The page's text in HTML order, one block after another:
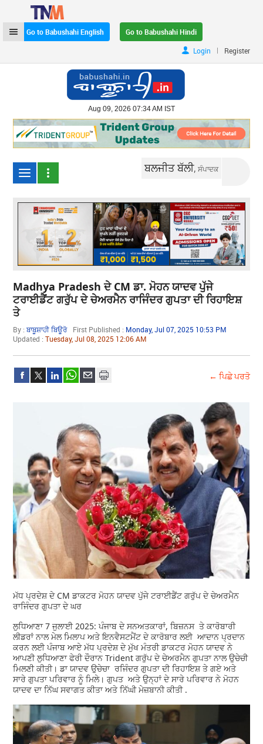
Go to Babushahi English
Go to Babushahi Hindi
Login
| Register
Aug 09, 2026 07:34 AM IST
ਬਲਜੀਤ ਬੱਲੀ,ਸੰਪਾਦਕ
Madhya Pradesh ਦੇ CM ਡਾ. ਮੋਹਨ ਯਾਦਵ ਪੁੱਜੇ
ਟਰਾਈਡੈਂਟ ਗਰੁੱਪ ਦੇ ਚੇਅਰਮੈਨ ਰਾਜਿੰਦਰ ਗੁਪਤਾ ਦੀ ਰਿਹਾਇਸ਼
ਤੇ
By :ਬਾਬੂਸ਼ਾਹੀ ਬਿਊਰੋ First Published : Monday, Jul 07, 2025 10:53 PM
Updated :Tuesday, Jul 08, 2025 12:06 AM
← ਪਿਛੇ ਪਰਤੋ
ਮੱਧ ਪ੍ਰਦੇਸ਼ ਦੇ CM ਡਾਕਟਰ ਮੋਹਨ ਯਾਦਵ ਪੁੱਜੇ ਟਰਾਈਡੈਂਟ ਗਰੁੱਪ ਦੇ ਚੇਅਰਮੈਨ
ਰਾਜਿੰਦਰ ਗੁਪਤਾ ਦੇ ਘਰ
ਲੁਧਿਆਣਾ 7 ਜੁਲਾਈ 2025: ਪੰਜਾਬ ਦੇ ਸਨਅਤਕਾਰਾਂ, ਬਿਜ਼ਨਸ ਤੇ ਕਾਰੋਬਾਰੀ
ਲੀਡਰਾਂ ਨਾਲ ਮੇਲ ਮਿਲਾਪ ਅਤੇ ਇਨਵੈਸਟਮੈਂਟ ਦੇ ਕਾਰੋਬਾਰ ਲਈ ਆਦਾਨ ਪ੍ਰਦਾਨ
ਕਰਨ ਲਈ ਪੰਜਾਬ ਆਏ ਮੱਧ ਪ੍ਰਦੇਸ਼ ਦੇ ਮੁੱਖ ਮੰਤਰੀ ਡਾਕਟਰ ਮੋਹਨ ਯਾਦਵ ਨੇ
ਆਪਣੀ ਲੁਧਿਆਣਾ ਫੇਰੀ ਦੌਰਾਨ Trident ਗਰੁੱਪ ਦੇ ਚੇਅਰਮੈਨ ਗੁਪਤਾ ਨਾਲ ਉਚੇਚੀ
ਮਿਲਣੀ ਕੀਤੀ। ਡਾ ਯਾਦਵ ਉਚੇਚਾ ਰਜਿੰਦਰ ਗੁਪਤਾ ਦੀ ਰਿਹਾਇਸ਼ ਤੇ ਗਏ ਅਤੇ
ਸਾਰੇ ਗੁਪਤਾ ਪਰਿਵਾਰ ਨੂੰ ਮਿਲੇ। ਗੁਪਤ ਅਤੇ ਉਨ੍ਹਾਂ ਦੇ ਸਾਰੇ ਪਰਿਵਾਰ ਨੇ ਮੋਹਨ
ਯਾਦਵ ਦਾ ਨਿੱਘ ਸਵਾਗਤ ਕੀਤਾ ਅਤੇ ਨਿੱਘੀ ਮੇਜ਼ਬਾਨੀ ਕੀਤੀ .